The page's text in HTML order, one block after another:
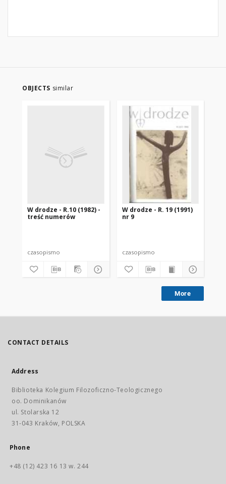
OBJECTS similar
W drodze - R.10 (1982) -
treść numerów
czasopismo
W drodze - R. 19 (1991)
nr 9
czasopismo
More
CONTACT DETAILS
Address
Biblioteka Kolegium Filozoficzno-Teologicznego
oo. Dominikanów
ul. Stolarska 12
31-043 Kraków, POLSKA
Phone
+48 (12) 423 16 13 w. 244